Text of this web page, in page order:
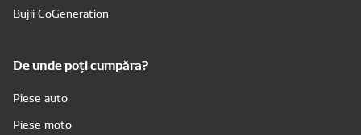
Bujii CoGeneration
De unde poți cumpăra?
Piese auto
Piese moto